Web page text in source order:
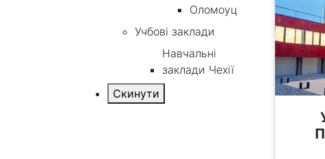
Оломоуц
Учбові заклади
Навчальні
заклади Чехії